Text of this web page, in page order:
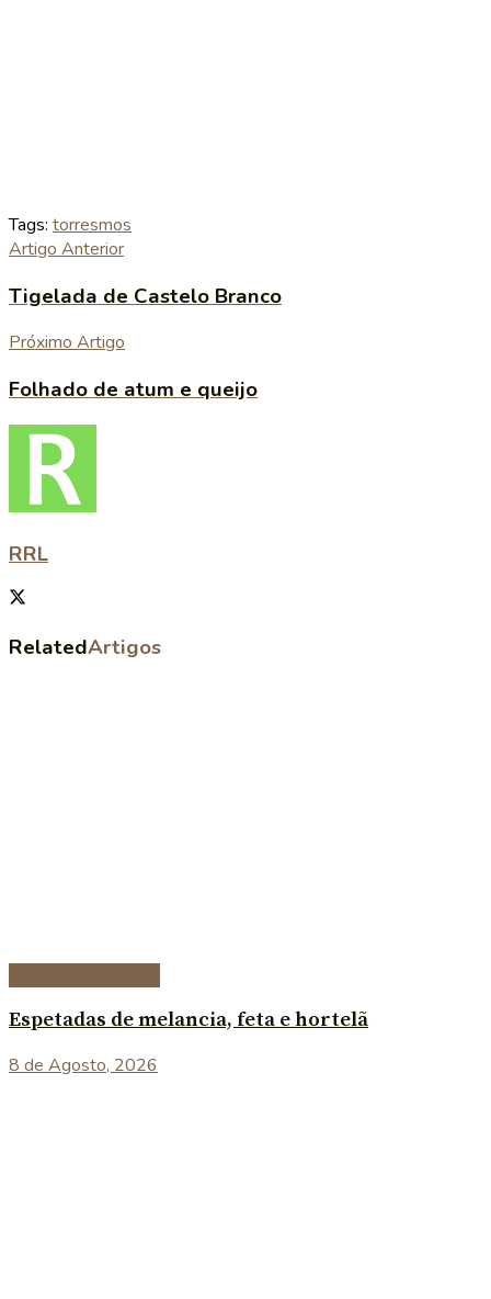
Tags: torresmos
Artigo Anterior
Tigelada de Castelo Branco
Próximo Artigo
Folhado de atum e queijo
RRL
RelatedArtigos
Espetadas de melancia, feta e hortelã
8 de Agosto, 2026